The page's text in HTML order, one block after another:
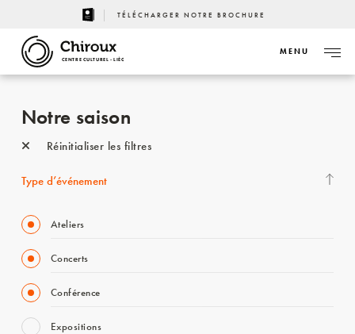
TÉLÉCHARGER NOTRE BROCHURE
CENTRE CULTUREL - LIÈGE
MENU
Notre saison
Réinitialiser les filtres
Type d’événement
Ateliers
Concerts
Conférence
Expositions